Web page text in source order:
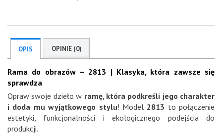
OPIS OPINIE (0)
Rama do obrazów – 2813 | Klasyka, która zawsze się
sprawdza
Opraw swoje dzieło w ramę, która podkreśli jego charakter
i doda mu wyjątkowego stylu! Model 2813 to połączenie
estetyki, funkcjonalności i ekologicznego podejścia do
produkcji.